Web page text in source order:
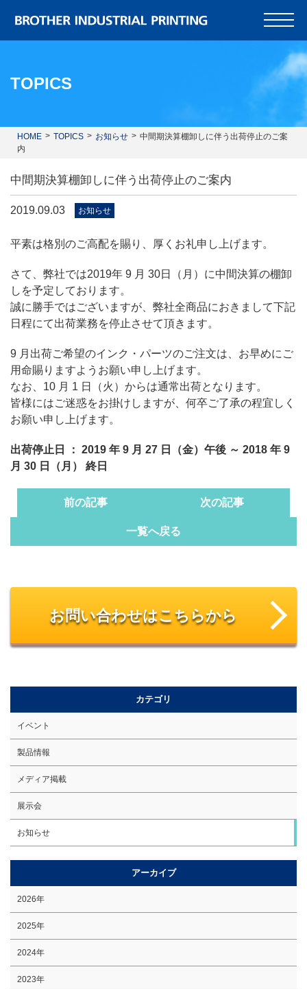
TOPICS
HOME TOPICS お知らせ
中間期決算棚卸しに伴う出荷停止のご案
内
中間期決算棚卸しに伴う出荷停止のご案内
2019.09.03 お知らせ
平素は格別のご高配を賜り、厚くお礼申し上げます。
さて、弊社では2019年 9 月 30日（月）に中間決算の棚卸
しを予定しております。
誠に勝手ではございますが、弊社全商品におきまして下記
日程にて出荷業務を停止させて頂きます。
9 月出荷ご希望のインク・パーツのご注文は、お早めにご
用命賜りますようお願い申し上げます。
なお、10 月 1 日（火）からは通常出荷となります。
皆様にはご迷惑をお掛けしますが、何卒ご了承の程宜しく
お願い申し上げます。
出荷停止日 ： 2019 年 9 月 27 日（金）午後 ～ 2018 年 9
月 30 日（月） 終日
前の記事 次の記事
一覧へ戻る
お問い合わせはこちらから
カテゴリ
イベント
製品情報
メディア掲載
展示会
お知らせ
アーカイブ
2026年
2025年
2024年
2023年